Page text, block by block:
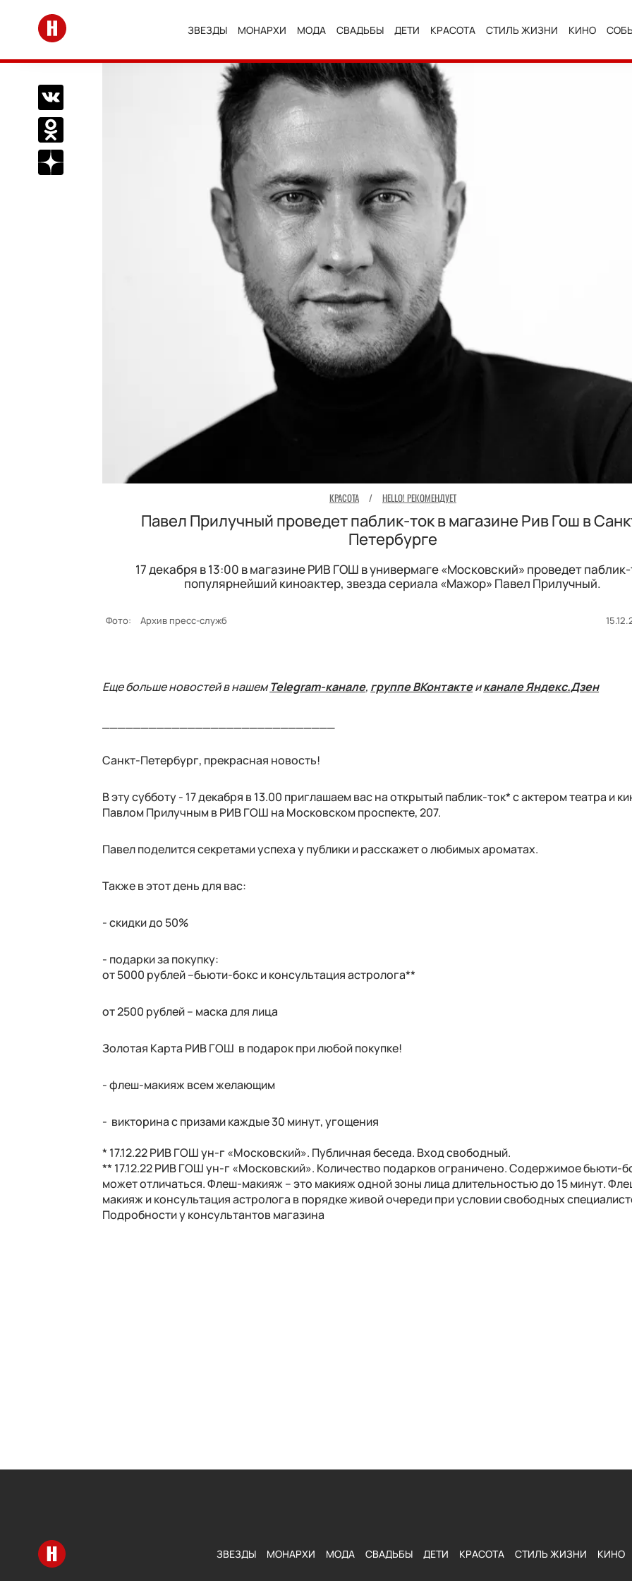
Перейти на главную
ЗВЕЗДЫ МОНАРХИ МОДА СВАДЬБЫ ДЕТИ КРАСОТА СТИЛЬ ЖИЗНИ КИНО
Поделиться Вконтакте
Поделиться в Одноклассниках
Подписаться на нас в Дзен
КРАСОТА / HELLO! РЕКОМЕНДУЕТ
Павел Прилучный проведет паблик-ток в магазине Рив Гош в
Петербурге
17 декабря в 13:00 в магазине РИВ ГОШ в универмаге «Московский» проведет
популярнейший киноактер, звезда сериала «Мажор» Павел Прилучный.
Фото: Архив пресс-служб
Еще больше новостей в нашемTelegram-канале, группе ВКонтактеиканале Яндекс.Дзен
Санкт-Петербург, прекрасная новость!
В эту субботу - 17 декабря в 13.00 приглашаем вас на открытый паблик-ток* с актером театра и
Павлом Прилучным в РИВ ГОШ на Московском проспекте, 207.
Павел поделится секретами успеха у публики и расскажет о любимых ароматах.
Также в этот день для вас:
- скидки до 50%
- подарки за покупку:
от 5000 рублей –бьюти-бокс и консультация астролога**
от 2500 рублей – маска для лица
Золотая Карта РИВ ГОШ в подарок при любой покупке!
- флеш-макияж всем желающим
- викторина с призами каждые 30 минут, угощения
* 17.12.22 РИВ ГОШ ун-г «Московский». Публичная беседа. Вход свободный.
** 17.12.22 РИВ ГОШ ун-г «Московский». Количество подарков ограничено. Содержимое бьюти-
может отличаться. Флеш-макияж – это макияж одной зоны лица длительностью до 15 минут.
макияж и консультация астролога в порядке живой очереди при условии свободных
Подробности у консультантов магазина
Перейти на главную ЗВЕЗДЫ МОНАРХИ МОДА СВАДЬБЫ ДЕТИ КРАСОТА СТИЛЬ ЖИЗНИ КИНО